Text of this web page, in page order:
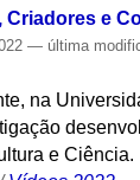
e
— última
na
e Ciência.